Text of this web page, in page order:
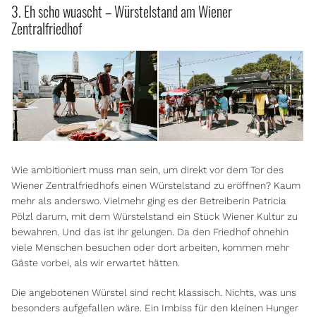
3. Eh scho wuascht – Würstelstand am Wiener
Zentralfriedhof
Wie ambitioniert muss man sein, um direkt vor dem Tor des
Wiener Zentralfriedhofs einen Würstelstand zu eröffnen? Kaum
mehr als anderswo. Vielmehr ging es der Betreiberin Patricia
Pölzl darum, mit dem Würstelstand ein Stück Wiener Kultur zu
bewahren. Und das ist ihr gelungen. Da den Friedhof ohnehin
viele Menschen besuchen oder dort arbeiten, kommen mehr
Gäste vorbei, als wir erwartet hätten.
Die angebotenen Würstel sind recht klassisch. Nichts, was uns
besonders aufgefallen wäre. Ein Imbiss für den kleinen Hunger